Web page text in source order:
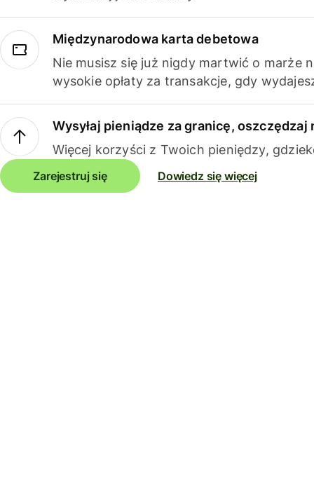
Międzynarodowa karta debetowa
Nie musisz się już nigdy martwić o marże
wysokie opłaty za transakcje, gdy
Wysyłaj pieniądze za granicę, oszczędzaj
Więcej korzyści z Twoich pieniędzy,
Zarejestruj się Dowiedz się więcej